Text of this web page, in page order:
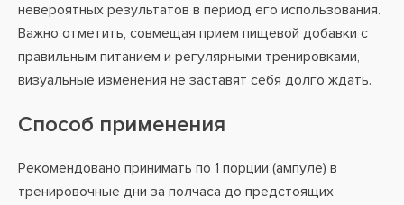
невероятных результатов в период его использования.
Важно отметить, совмещая прием пищевой добавки с
правильным питанием и регулярными тренировками,
визуальные изменения не заставят себя долго ждать.
Способ применения
Рекомендовано принимать по 1 порции (ампуле) в
тренировочные дни за полчаса до предстоящих